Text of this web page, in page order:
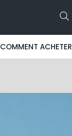
COMMENT ACHETER